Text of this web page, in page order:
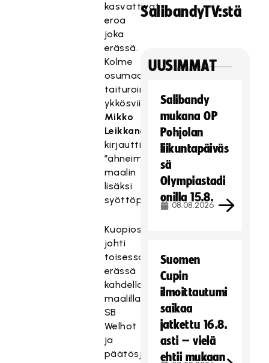
kasvattivat
eroa
joka
erässä.
Kolme
osumaa
taituroineesta
ykkösviisikosta
Mikko
Leikkanen
kirjautti
”ahneimpana”
maalin
lisäksi
syöttöpisteen.
Kuopiossa
johti
toisessa
erässä
kahdella
maalilla
SB
Welhot
ja
päätösjaksolla
SalibandyTV:stä
UUSIMMAT
Salibandy
mukana OP
Pohjolan
liikuntapäiväs
sä
Olympiastadi
onilla 15.8.
08.08.2026
Suomen
Cupin
ilmoittautumi
saikaa
jatkettu 16.8.
asti – vielä
ehtii mukaan